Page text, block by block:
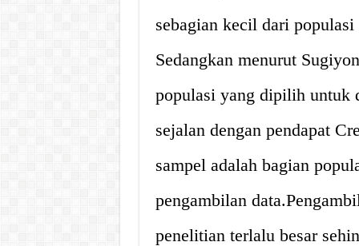
sebagian kecil dari
Sedangkan menurut
populasi yang dipilih untuk
sejalan dengan pendapat
sampel adalah bagian
pengambilan
penelitian terlalu besar